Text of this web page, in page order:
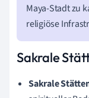
Maya-Stadt zu
religiöse
Sakrale
Sakrale